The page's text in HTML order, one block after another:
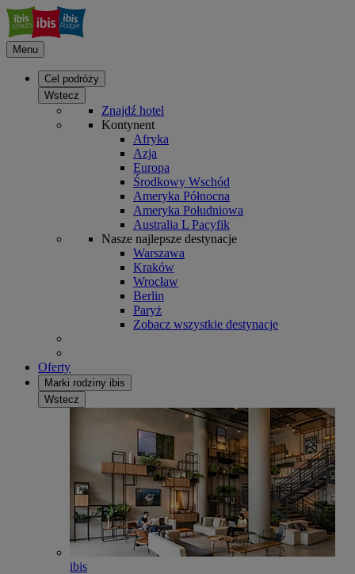
Menu
Cel podróży
Wstecz
Znajdź hotel
Kontynent
Afryka
Azja
Europa
Środkowy Wschód
Ameryka Północna
Ameryka Południowa
Australia L Pacyfik
Nasze najlepsze destynacje
Warszawa
Kraków
Wrocław
Berlin
Paryż
Zobacz wszystkie destynacje
Oferty
Marki rodziny ibis
Wstecz
ibis